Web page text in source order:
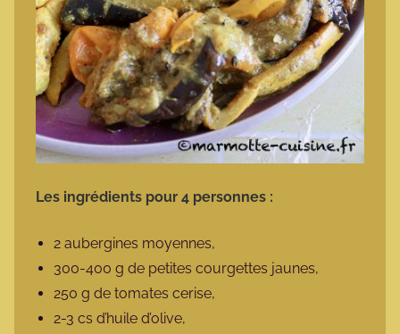
Les ingrédients pour 4 personnes :
2 aubergines moyennes,
300-400 g de petites courgettes jaunes,
250 g de tomates cerise,
2-3 cs d’huile d’olive,